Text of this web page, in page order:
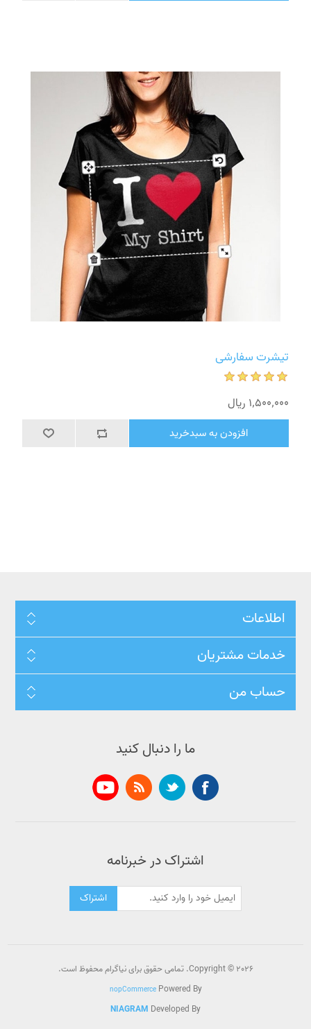
تیشرت سفارشی
1٬500٬000 ریال
افزودن به سبدخرید
اطلاعات
خدمات مشتریان
حساب من
ما را دنبال کنید
اشتراک در خبرنامه
اشتراک
Copyright © 2026. تمامی حقوق برای نیاگرام محفوظ است.
Powered By
nopCommerce
Developed By
NIAGRAM